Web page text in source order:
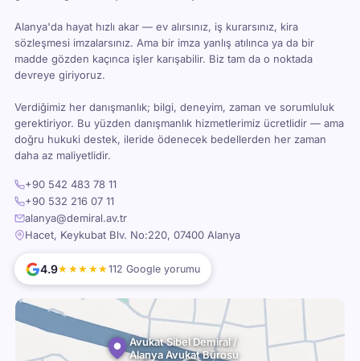
Alanya'da hayat hızlı akar — ev alırsınız, iş kurarsınız, kira
sözleşmesi imzalarsınız. Ama bir imza yanlış atılınca ya da bir
madde gözden kaçınca işler karışabilir. Biz tam da o noktada
devreye giriyoruz.
Verdiğimiz her danışmanlık; bilgi, deneyim, zaman ve sorumluluk
gerektiriyor. Bu yüzden danışmanlık hizmetlerimiz ücretlidir — ama
doğru hukuki destek, ileride ödenecek bedellerden her zaman
daha az maliyetlidir.
+90 542 483 78 11
+90 532 216 07 11
alanya@demiral.av.tr
Hacet, Keykubat Blv. No:220, 07400 Alanya
4.9★★★★★112 Google yorumu
Avukat Sibel Demiral /
Alanya Avukat Bürosu